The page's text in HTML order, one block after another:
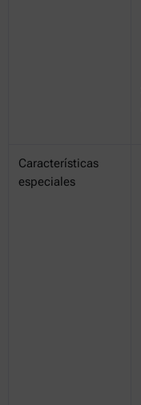
Características
especiales